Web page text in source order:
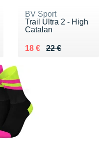
BV Sport
Trail Ultra 2 - High
Catalan
22 €
Au lieu de 22 €
18 €
Vendu 18 €